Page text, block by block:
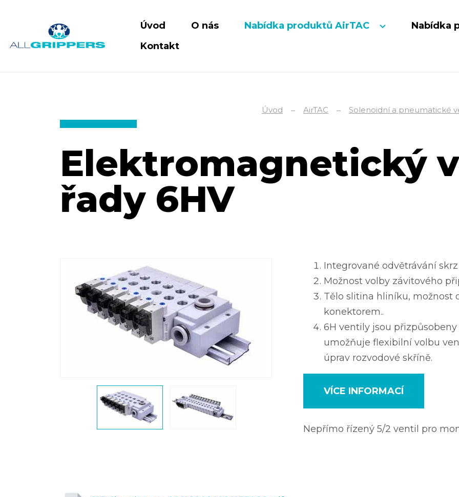
Úvod O nás Nabídka produktů AirTAC
Nabídka
Kontakt
Úvod AirTAC Solenoidní a pneumatické
Elektromagnetický
řady 6HV
Integrované odvětrávání
Možnost volby závitového
Tělo slitina hliníku, možnost
konektorem..
6H ventily jsou
umožňuje flexibilní volbu
úprav rozvodové skříně.
VÍCE INFORMACÍ
Nepřímo řízený 5/2 ventil pro